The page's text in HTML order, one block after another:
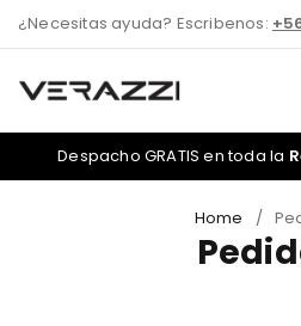
¿Necesitas ayuda? Escribenos:
Despacho GRATIS en toda la
Home /